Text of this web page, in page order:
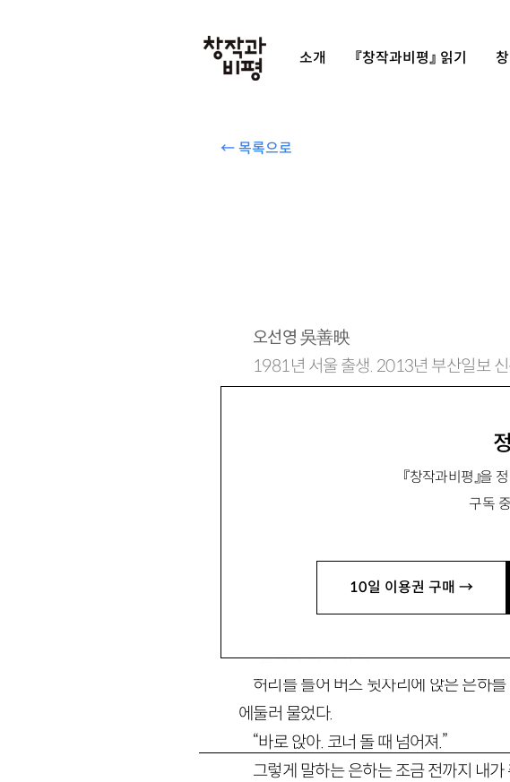
소개 『창작과비평』 읽기
← 목록으로
『창작과비평』을
구독
10일 이용권 구매 →
오선영 吳善映
1981년 서울 출생. 2013년 부산일보
“얼마나 더 가야 해?”
허리를 틀어 버스 뒷자리에 앉은 은하
에둘러 물었다.
“바로 앉아. 코너 돌 때 넘어져.”
그렇게 말하는 은하는 조금 전까지 내